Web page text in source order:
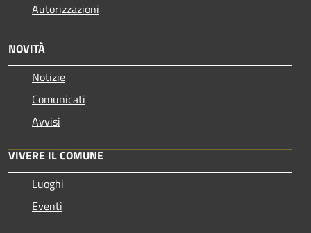
Autorizzazioni
NOVITÀ
Notizie
Comunicati
Avvisi
VIVERE IL COMUNE
Luoghi
Eventi